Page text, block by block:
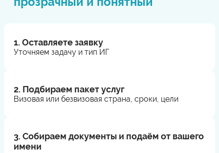
1. Оставляете заявку
Уточняем задачу и тип ИГ
2. Подбираем пакет услуг
Визовая или безвизовая страна, сроки, цели
3. Собираем документы и подаём от вашего
имени